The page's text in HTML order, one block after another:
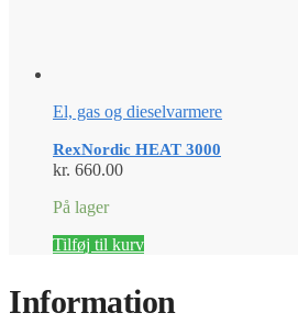
El, gas og dieselvarmere
RexNordic HEAT 3000
kr. 660.00
På lager
Tilføj til kurv
Information